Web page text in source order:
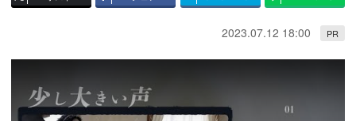
2023.07.12 18:00 PR